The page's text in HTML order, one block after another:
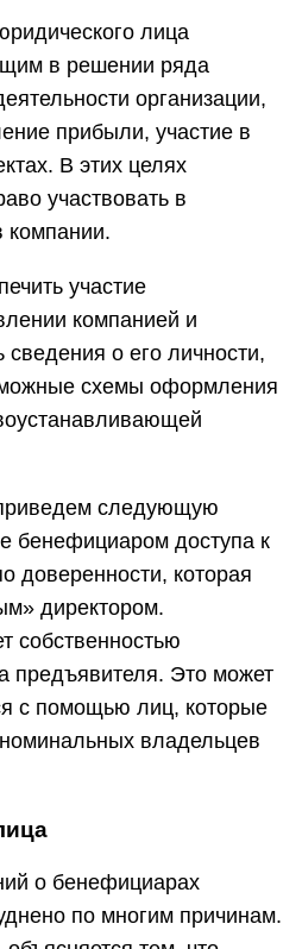
лица
в решении ряда
организации,
прибыли, участие в
В этих целях
участвовать в
компании.
участие
компанией и
о его личности,
схемы оформления
следующую
бенефициаром доступа к
доверенности, которая
директором.
собственностью
предъявителя. Это может
с помощью лиц, которые
владельцев
о бенефициарах
по многим причинам.